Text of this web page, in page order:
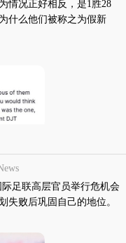
情况正好相反，是1胜28
什么他们被称之为假新
足联高层官员举行危机会
失败后巩固自己的地位。